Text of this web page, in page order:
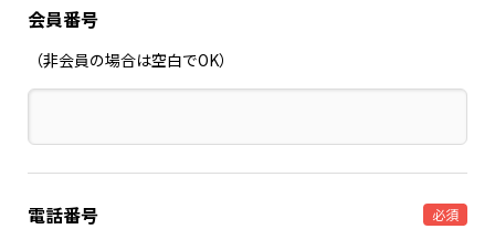
会員番号
（非会員の場合は空白でOK）
電話番号 必須